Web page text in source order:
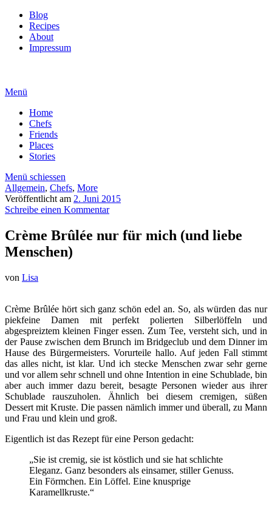
Blog
Recipes
About
Impressum
Menü
Home
Chefs
Friends
Places
Stories
Menü schiessen
Allgemein, Chefs, More
Veröffentlicht am 2. Juni 2015
Schreibe einen Kommentar
Crème Brûlée nur für mich (und liebe
Menschen)
von Lisa
Crème Brûlée hört sich ganz schön edel an. So, als würden das nur
piekfeine Damen mit perfekt polierten Silberlöffeln und
abgespreiztem kleinen Finger essen. Zum Tee, versteht sich, und in
der Pause zwischen dem Brunch im Bridgeclub und dem Dinner im
Hause des Bürgermeisters. Vorurteile hallo. Auf jeden Fall stimmt
das alles nicht, ist klar. Und ich stecke Menschen zwar sehr gerne
und vor allem sehr schnell und ohne Intention in eine Schublade, bin
aber auch immer dazu bereit, besagte Personen wieder aus ihrer
Schublade rauszuholen. Ähnlich bei diesem cremigen, süßen
Dessert mit Kruste. Die passen nämlich immer und überall, zu Mann
und Frau und klein und groß.
Eigentlich ist das Rezept für eine Person gedacht:
„Sie ist cremig, sie ist köstlich und sie hat schlichte
Eleganz. Ganz besonders als einsamer, stiller Genuss.
Ein Förmchen. Ein Löffel. Eine knusprige
Karamellkruste.“